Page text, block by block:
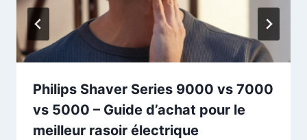
Philips Shaver Series 9000 vs 7000
vs 5000 – Guide d’achat pour le
meilleur rasoir électrique